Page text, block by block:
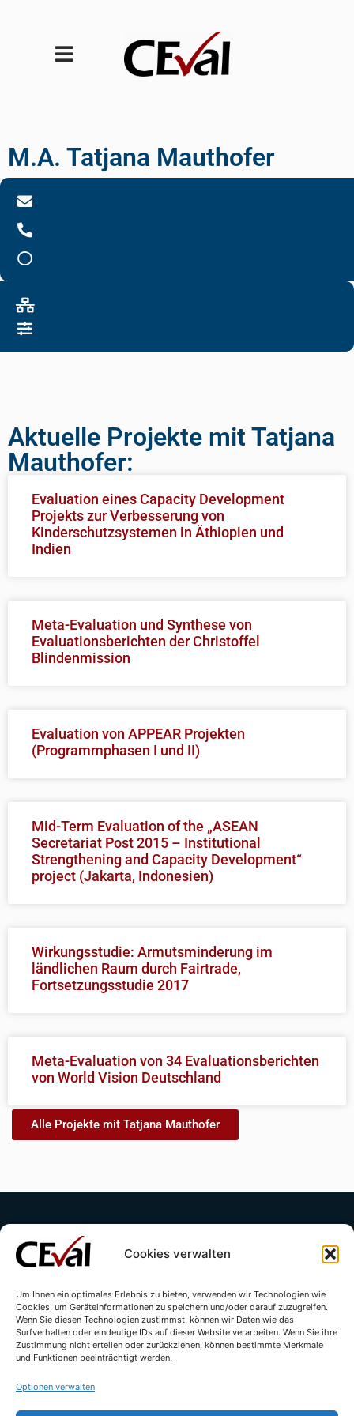
Cookies verwalten
Um Ihnen ein optimales Erlebnis zu bieten, verwenden wir Technologien wie
Cookies, um Geräteinformationen zu speichern und/oder darauf zuzugreifen.
Wenn Sie diesen Technologien zustimmst, können wir Daten wie das
Surfverhalten oder eindeutige IDs auf dieser Website verarbeiten. Wenn Sie ihre
Zustimmung nicht erteilen oder zurückziehen, können bestimmte Merkmale
und Funktionen beeinträchtigt werden.
Optionen verwalten
M.A. Tatjana Mauthofer
Aktuelle Projekte mit Tatjana
Mauthofer:
Evaluation eines Capacity Development
Projekts zur Verbesserung von
Kinderschutzsystemen in Äthiopien und
Indien
Meta-Evaluation und Synthese von
Evaluationsberichten der Christoffel
Blindenmission
Evaluation von APPEAR Projekten
(Programmphasen I und II)
Mid-Term Evaluation of the „ASEAN
Secretariat Post 2015 – Institutional
Strengthening and Capacity Development“
project (Jakarta, Indonesien)
Wirkungsstudie: Armutsminderung im
ländlichen Raum durch Fairtrade,
Fortsetzungsstudie 2017
Meta-Evaluation von 34 Evaluationsberichten
von World Vision Deutschland
Alle Projekte mit Tatjana Mauthofer
Kontakt Impressum Datenschutzerklärung
Cookie-Richtlinie (EU)